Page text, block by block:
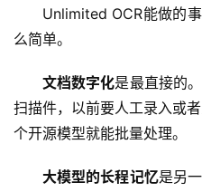
告
Unlimited OCR能做的
么简单。
文档数字化是最直接的
扫描件，以前要人工录入或
个开源模型就能批量处理。
大模型的长程记忆是另